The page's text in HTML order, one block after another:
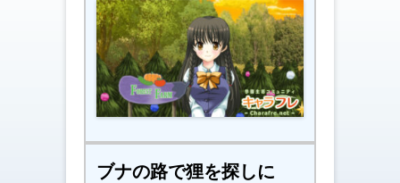
ブナの路で狸を探しに